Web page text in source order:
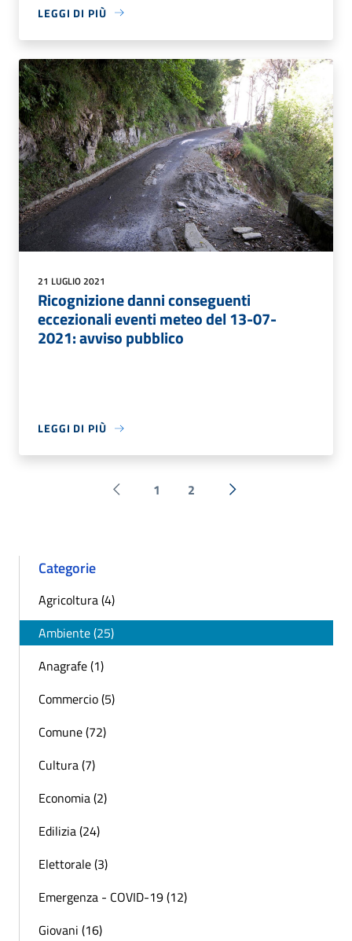
LEGGI DI PIÙ
21 LUGLIO 2021
Ricognizione danni conseguenti
eccezionali eventi meteo del 13-07-
2021: avviso pubblico
LEGGI DI PIÙ
Pagina precedente
1 2 Successiva »
Categorie
Agricoltura (4)
Ambiente (25)
Anagrafe (1)
Commercio (5)
Comune (72)
Cultura (7)
Economia (2)
Edilizia (24)
Elettorale (3)
Emergenza - COVID-19 (12)
Giovani (16)